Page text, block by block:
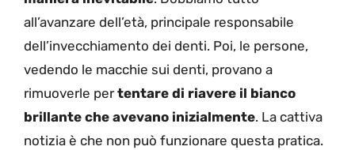
all’avanzare dell’età, principale responsabile
dell’invecchiamento dei denti. Poi, le persone,
vedendo le macchie sui denti, provano a
rimuoverle pertentare di riavere il bianco
brillante che avevano inizialmente. La cattiva
notizia è che non può funzionare questa pratica.